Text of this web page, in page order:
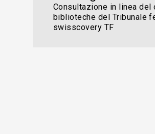
Consultazione in linea del
biblioteche del Tribunale
swisscovery TF